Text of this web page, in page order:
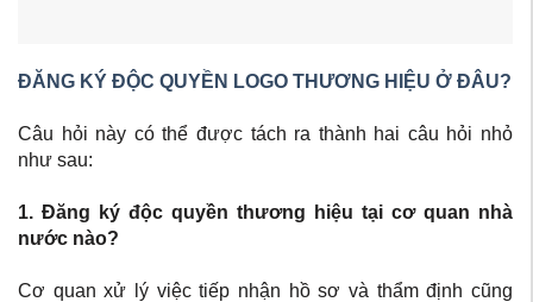
ĐĂNG KÝ ĐỘC QUYỀN LOGO THƯƠNG HIỆU Ở ĐÂU?
Câu hỏi này có thể được tách ra thành hai câu hỏi nhỏ
như sau:
1. Đăng ký độc quyền thương hiệu tại cơ quan nhà
nước nào?
Cơ quan xử lý việc tiếp nhận hồ sơ và thẩm định cũng